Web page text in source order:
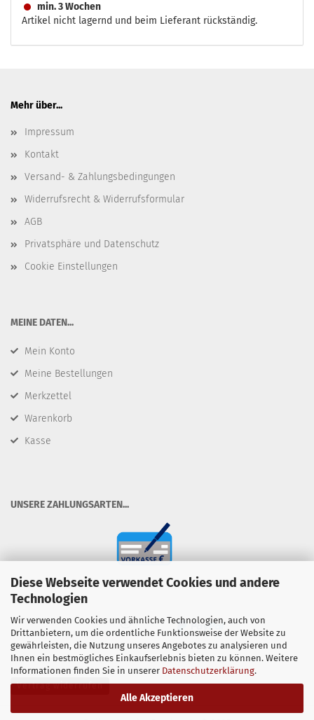
Diese Webseite verwendet Cookies und andere
Technologien
Wir verwenden Cookies und ähnliche Technologien, auch von
Drittanbietern, um die ordentliche Funktionsweise der Website zu
gewährleisten, die Nutzung unseres Angebotes zu analysieren und
Ihnen ein bestmögliches Einkaufserlebnis bieten zu können. Weitere
Informationen finden Sie in unserer Datenschutzerklärung.
Alle Akzeptieren
min. 3 Wochen
Artikel nicht lagernd und beim Lieferant rückständig.
Mehr über...
Impressum
Kontakt
Versand- & Zahlungsbedingungen
Widerrufsrecht & Widerrufsformular
AGB
Privatsphäre und Datenschutz
Cookie Einstellungen
​MEINE DATEN...
Mein Konto
Meine Bestellungen
Merkzettel
Warenkorb
Kasse
​UNSERE ZAHLUNGSARTEN...
Vertrag widerrufen